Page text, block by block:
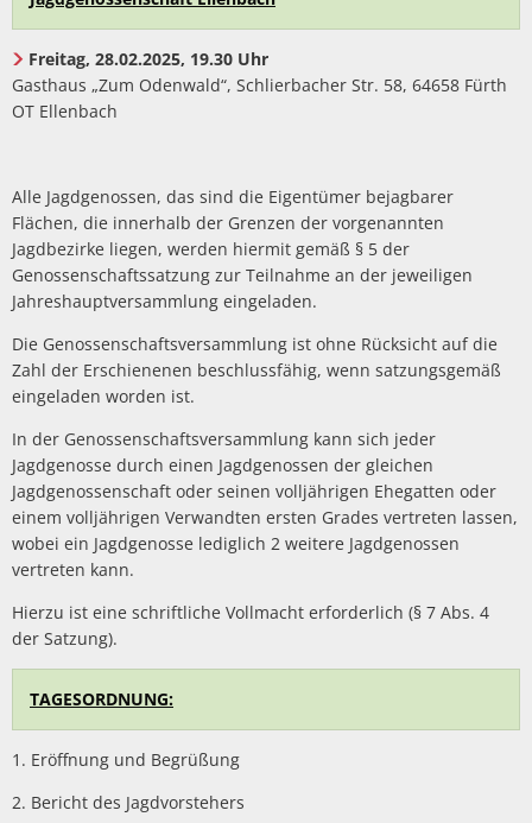
Freitag, 28.02.2025, 19.30 Uhr
Gasthaus „Zum Odenwald“, Schlierbacher Str. 58, 64658 Fürth
OT Ellenbach
Alle Jagdgenossen, das sind die Eigentümer bejagbarer
Flächen, die innerhalb der Grenzen der vorgenannten
Jagdbezirke liegen, werden hiermit gemäß § 5 der
Genossenschaftssatzung zur Teilnahme an der jeweiligen
Jahreshauptversammlung eingeladen.
Die Genossenschaftsversammlung ist ohne Rücksicht auf die
Zahl der Erschienenen beschlussfähig, wenn satzungsgemäß
eingeladen worden ist.
In der Genossenschaftsversammlung kann sich jeder
Jagdgenosse durch einen Jagdgenossen der gleichen
Jagdgenossenschaft oder seinen volljährigen Ehegatten oder
einem volljährigen Verwandten ersten Grades vertreten lassen,
wobei ein Jagdgenosse lediglich 2 weitere Jagdgenossen
vertreten kann.
Hierzu ist eine schriftliche Vollmacht erforderlich (§ 7 Abs. 4
der Satzung).
TAGESORDNUNG:
1. Eröffnung und Begrüßung
2. Bericht des Jagdvorstehers